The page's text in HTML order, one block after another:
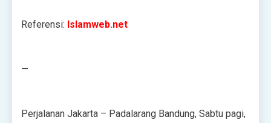
Referensi: Islamweb.net
—
Perjalanan Jakarta – Padalarang Bandung, Sabtu pagi,